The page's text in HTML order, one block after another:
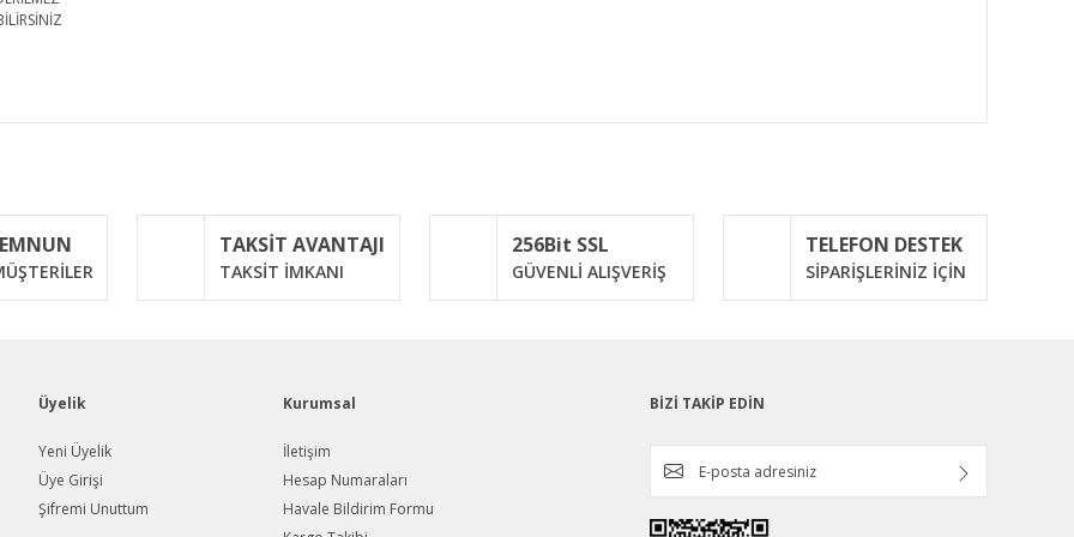
Yorum Yaz
Gönder
TAKSİT AVANTAJI
TAKSİT İMKANI
256Bit SSL
GÜVENLİ ALIŞVERİŞ
TELEFON DESTEK
SİPARİŞLERİNİZ İÇİN
Üyelik
Yeni Üyelik
Üye Girişi
Şifremi Unuttum
Kurumsal
İletişim
Hesap Numaraları
Havale Bildirim Formu
BİZİ TAKİP EDİN